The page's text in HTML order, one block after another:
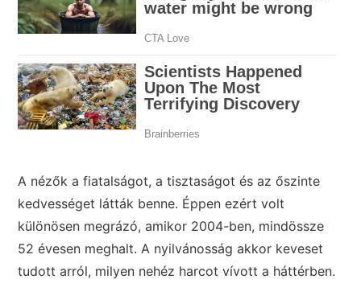
A nézők a fiatalságot, a tisztaságot és az őszinte
kedvességet látták benne. Éppen ezért volt
különösen megrázó, amikor 2004-ben, mindössze
52 évesen meghalt. A nyilvánosság akkor keveset
tudott arról, milyen nehéz harcot vívott a háttérben.